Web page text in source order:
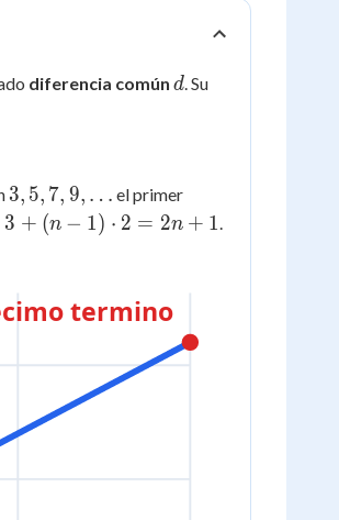
diferencia común d
d . Su
3, 5,
7, 9,
\ldots
3, 5, 7, 9, … el primer
3 + (n − 1) ⋅ 2 = 2n + 1
termino